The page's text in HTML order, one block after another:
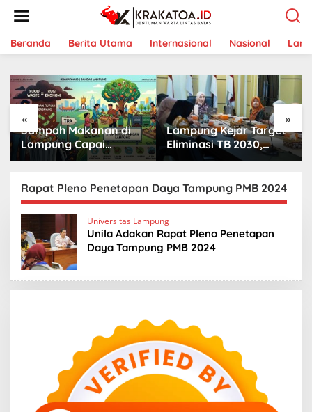
t
Beranda Berita Utama Internasional Nasional
« »
Sampah Makanan di
Lampung Capai
Ancaman Serius,
Hentikan Kebiasaan
Boros Pangan
Lampung Kejar Target
Eliminasi TB 2030,
Ribuan Kasus
Tanggamus Jadi
Perhatian
Rapat Pleno Penetapan Daya Tampung PMB 2024
Universitas Lampung
Unila Adakan Rapat Pleno Penetapan
Daya Tampung PMB 2024